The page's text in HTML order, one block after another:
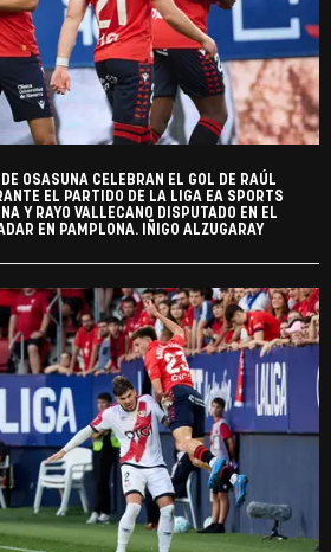
OSASUNA CELEBRAN EL GOL DE RAÚL
EL PARTIDO DE LA LIGA EA SPORTS
Y RAYO VALLECANO DISPUTADO EN EL
EN PAMPLONA. IÑIGO ALZUGARAY